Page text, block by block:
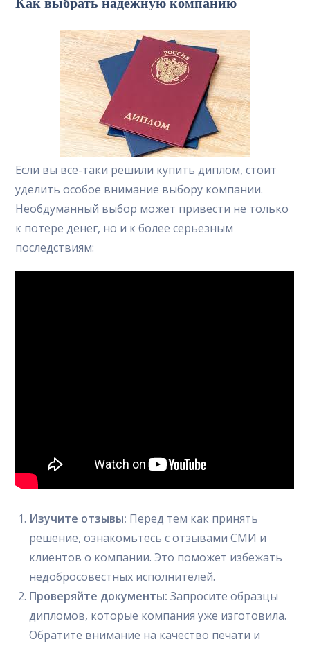
Если вы все-таки решили купить диплом, стоит
уделить особое внимание выбору компании.
Необдуманный выбор может привести не только
к потере денег, но и к более серьезным
последствиям:
Изучите отзывы: Перед тем как принять
решение, ознакомьтесь с отзывами СМИ и
клиентов о компании. Это поможет избежать
недобросовестных исполнителей.
Проверяйте документы: Запросите образцы
дипломов, которые компания уже изготовила.
Обратите внимание на качество печати и